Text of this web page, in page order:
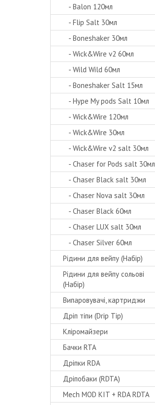
- Balon 120мл
- Flip Salt 30мл
- Boneshaker 30мл
- Wick&Wire v2 60мл
- Wild Wild 60мл
- Boneshaker Salt 15мл
- Hype My pods Salt 10мл
- Wick&Wire 120мл
- Wick&Wire 30мл
- Wick&Wire v2 salt 30мл
- Chaser for Pods salt 30мл
- Chaser Black salt 30мл
- Chaser Nova salt 30мл
- Chaser Black 60мл
- Chaser LUX salt 30мл
- Chaser Silver 60мл
Рідини для вейпу (Набір)
Рідини для вейпу сольові
(Набір)
Випаровувачі, картриджи
Дріп тіпи (Drip Tip)
Кліромайзери
Бачки RTA
Дріпки RDA
Дріпобаки (RDTA)
Mech MOD KIT + RDA RDTA